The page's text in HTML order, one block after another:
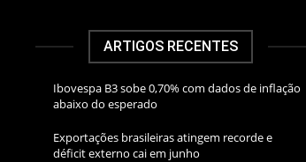
ARTIGOS RECENTES
Ibovespa B3 sobe 0,70% com dados de inflação
abaixo do esperado
Exportações brasileiras atingem recorde e
déficit externo cai em junho